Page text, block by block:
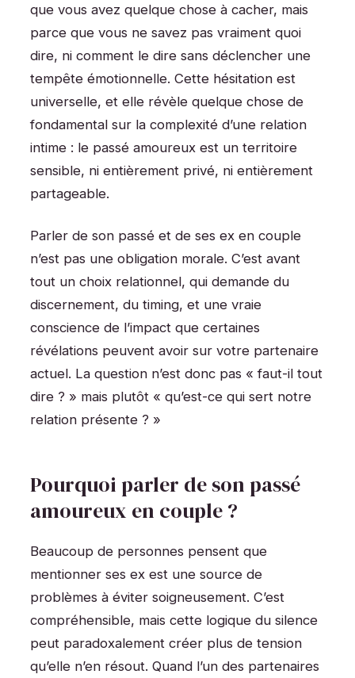
que vous avez quelque chose à cacher, mais
parce que vous ne savez pas vraiment quoi
dire, ni comment le dire sans déclencher une
tempête émotionnelle. Cette hésitation est
universelle, et elle révèle quelque chose de
fondamental sur la complexité d’une relation
intime : le passé amoureux est un territoire
sensible, ni entièrement privé, ni entièrement
partageable.
Parler de son passé et de ses ex en couple
n’est pas une obligation morale. C’est avant
tout un choix relationnel, qui demande du
discernement, du timing, et une vraie
conscience de l’impact que certaines
révélations peuvent avoir sur votre partenaire
actuel. La question n’est donc pas « faut-il tout
dire ? » mais plutôt « qu’est-ce qui sert notre
relation présente ? »
Pourquoi parler de son passé
amoureux en couple ?
Beaucoup de personnes pensent que
mentionner ses ex est une source de
problèmes à éviter soigneusement. C’est
compréhensible, mais cette logique du silence
peut paradoxalement créer plus de tension
qu’elle n’en résout. Quand l’un des partenaires